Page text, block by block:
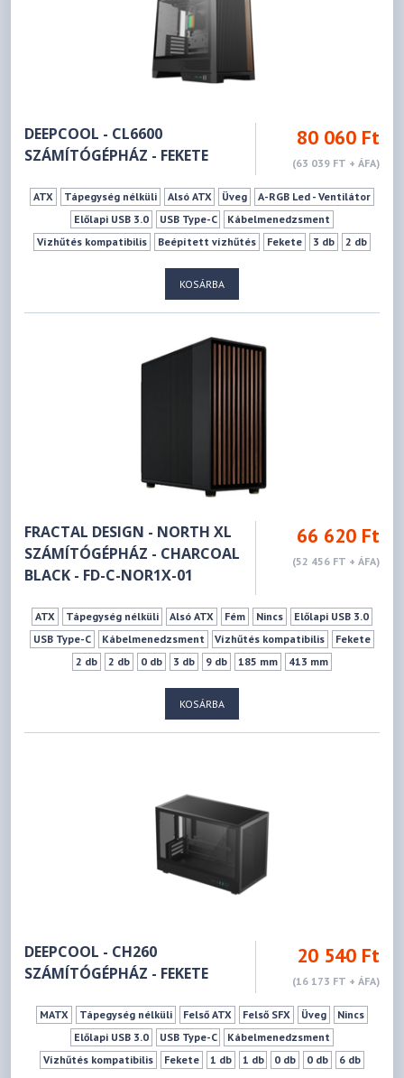
DEEPCOOL - CL6600
SZÁMÍTÓGÉPHÁZ - FEKETE
80 060 Ft
(63 039 FT + ÁFA)
ATX Tápegység nélküli Alsó ATX Üveg
A-RGB Led - Ventilátor
Előlapi USB 3.0
USB Type-C
Kábelmenedzsment
Vízhűtés kompatibilis
Beépített vízhűtés Fekete 3 db
2 db
KOSÁRBA
FRACTAL DESIGN - NORTH XL
SZÁMÍTÓGÉPHÁZ - CHARCOAL
BLACK - FD-C-NOR1X-01
66 620 Ft
(52 456 FT + ÁFA)
ATX Tápegység nélküli Alsó ATX Fém Nincs
Előlapi USB 3.0
USB Type-C
Kábelmenedzsment Vízhűtés kompatibilis
Fekete
2 db
2 db 0 db 3 db 9 db 185 mm 413 mm
KOSÁRBA
DEEPCOOL - CH260
SZÁMÍTÓGÉPHÁZ - FEKETE
20 540 Ft
(16 173 FT + ÁFA)
MATX Tápegység nélküli Felső ATX Felső SFX Üveg
Nincs
Előlapi USB 3.0
USB Type-C
Kábelmenedzsment
Vízhűtés kompatibilis
Fekete 1 db 1 db 0 db 0 db
6 db